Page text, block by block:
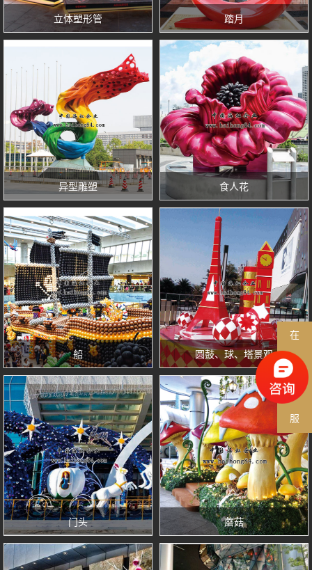
立体塑形管 踏月
异型雕塑 食人花
船 圆鼓、球、塔景观
门头 蘑菇
在
线
客
服